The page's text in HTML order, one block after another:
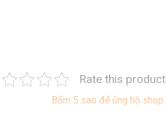
Rate this product
Bấm 5 sao để ủng hộ shop